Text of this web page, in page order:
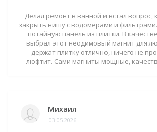
Делал ремонт в ванной и встал вопрос,
закрыть нишу с водомерами и
потайную панель из плитки. В
выбрал этот неодимовый магнит для
держат плитку отлично, ничего не
люфтит. Сами магниты мощные,
Михаил
03.05.2026